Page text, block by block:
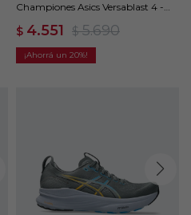
Championes Asics Versablast 4 -
$ 4.551 $ 5.690
20